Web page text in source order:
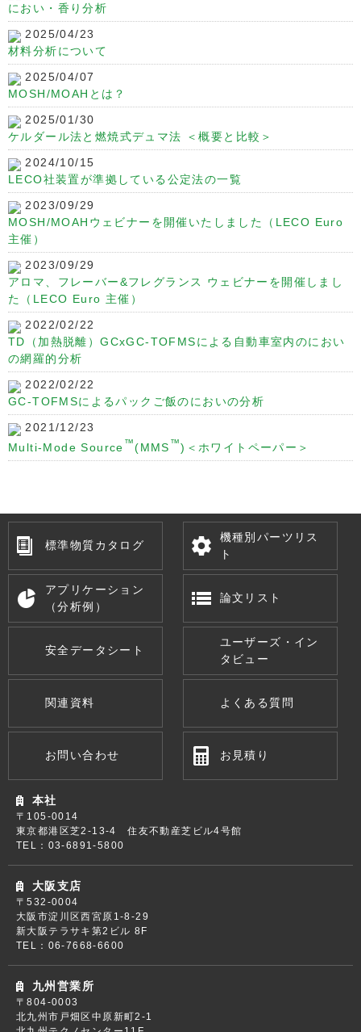
におい・香り分析
2025/04/23
材料分析について
2025/04/07
MOSH/MOAHとは？
2025/01/30
ケルダール法と燃焼式デュマ法 ＜概要と比較＞
2024/10/15
LECO社装置が準拠している公定法の一覧
2023/09/29
MOSH/MOAHウェビナーを開催いたしました（LECO Euro
主催）
2023/09/29
アロマ、フレーバー&フレグランス ウェビナーを開催しまし
た（LECO Euro 主催）
2022/02/22
TD（加熱脱離）GCxGC-TOFMSによる自動車室内のにおい
の網羅的分析
2022/02/22
GC-TOFMSによるパックご飯のにおいの分析
2021/12/23
Multi-Mode Source ™(MMS ™)＜ホワイトペーパー＞
標準物質カタログ
機種別パーツリス
ト
アプリケーション
（分析例）
論文リスト
安全データシート
ユーザーズ・イン
タビュー
関連資料 よくある質問
お問い合わせ お見積り
本社
〒105-0014
東京都港区芝2-13-4 住友不動産芝ビル4号館
TEL：03-6891-5800
大阪支店
〒532-0004
大阪市淀川区西宮原1-8-29
新大阪テラサキ第2ビル 8F
TEL：06-7668-6600
九州営業所
〒804-0003
北九州市戸畑区中原新町2-1